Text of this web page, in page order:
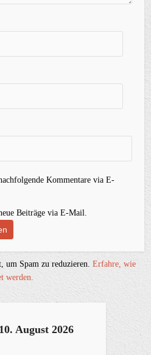
Kommentare via E-
Beiträge via E-Mail.
um Spam zu reduzieren.Erfahre, wie
werden.
August 2026